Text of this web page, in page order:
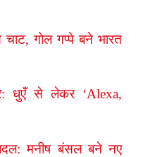
चाट, गोल गप्पे बने भारत
धुएँ से लेकर ‘Alexa,
मनीष बंसल बने नए